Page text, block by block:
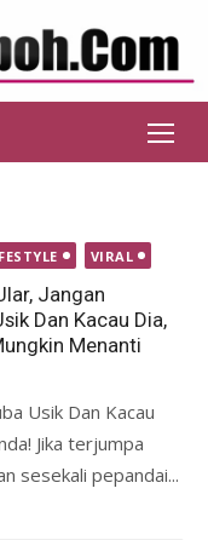
VIRAL
Jangan
Dan Kacau Dia,
Menanti
Usik Dan Kacau
Jika terjumpa
sesekali pepandai...